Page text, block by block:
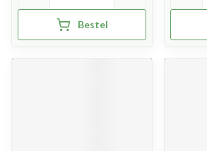
Bestel